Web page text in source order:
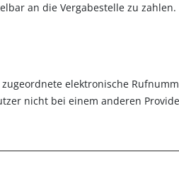
an die Vergabestelle zu zahlen.
elektronische
nicht bei einem anderen